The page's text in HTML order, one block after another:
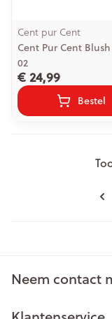
Cent pur Cent
Cent Pur Cent
02
€ 24,99
Bestel
Neem contact